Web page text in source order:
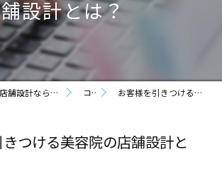
舗設計とは？
大阪府大阪市の店舗設計なら株式会社ソフト・ファクトリー コラム お客様を引きつける美容院の店舗設計とは？
つける美容院の店舗設計と